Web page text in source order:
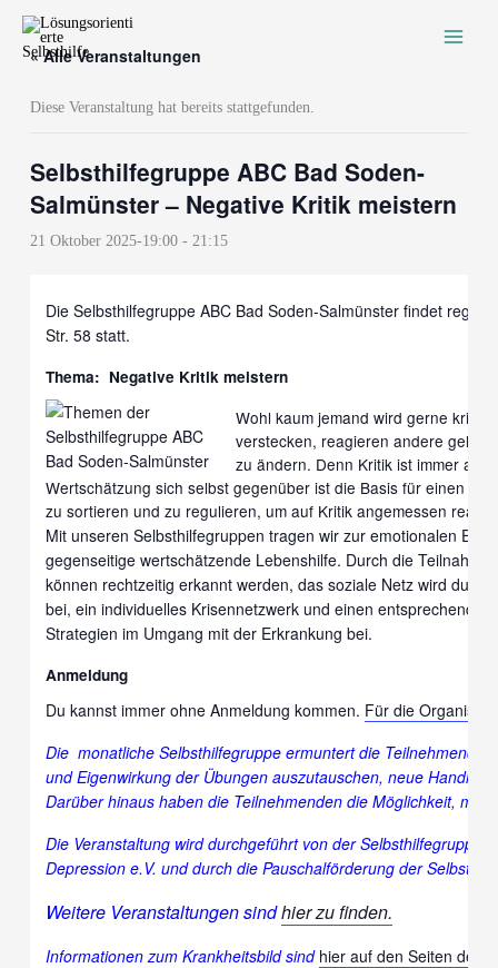
Inhalt
springen« Alle Veranstaltungen
Diese Veranstaltung hat bereits stattgefunden.
Selbsthilfegruppe ABC Bad Soden-
Salmünster – Negative Kritik meistern
21 Oktober 2025-19:00 -21:15
Die Selbsthilfegruppe ABC Bad Soden-Salmünster findet
Str. 58 statt.
Thema: Negative Kritik meistern
Wohl kaum jemand wird gerne
verstecken, reagieren andere
zu ändern. Denn Kritik ist immer
Wertschätzung sich selbst gegenüber ist die Basis für einen
zu sortieren und zu regulieren, um auf Kritik angemessen
Mit unseren Selbsthilfegruppen tragen wir zur emotionalen
gegenseitige wertschätzende Lebenshilfe. Durch die
können rechtzeitig erkannt werden, das soziale Netz wird
bei, ein individuelles Krisennetzwerk und einen
Strategien im Umgang mit der Erkrankung bei.
Anmeldung
Du kannst immer ohne Anmeldung kommen. Für die
Die monatliche Selbsthilfegruppe ermuntert die
und Eigenwirkung der Übungen auszutauschen, neue
Darüber hinaus haben die Teilnehmenden die Möglichkeit, mit
Die Veranstaltung wird durchgeführt von der Selbsthilfegruppe
Depression e.V. und durch die Pauschalförderung der
Weitere Veranstaltungen sindhier zu finden.
Informationen zum Krankheitsbild sind hier auf den Seiten des